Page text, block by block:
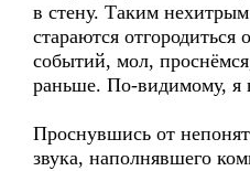
в стену. Таким
стараются отгородиться
событий, мол,
раньше. По-видимому, я
Проснувшись от
звука, наполнявшего